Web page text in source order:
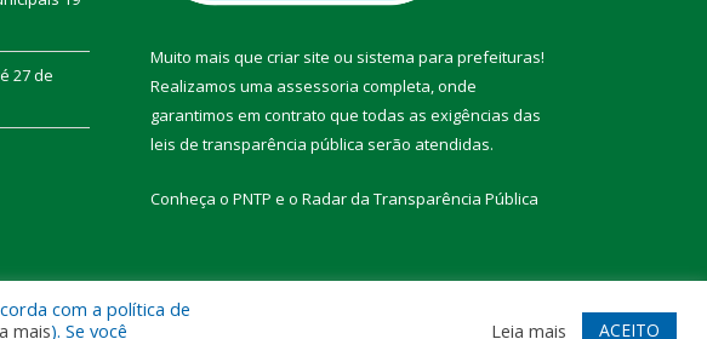
27 de
Muito mais que criar site ou sistema para prefeituras!
Realizamos uma assessoria completa, onde
garantimos em contrato que todas as exigências das
leis de transparência pública serão atendidas.
Conheça o PNTP e o Radar da Transparência Pública
Mapa do Site Acessar Webmail
com a política de
mais). Se você Leia mais ACEITO